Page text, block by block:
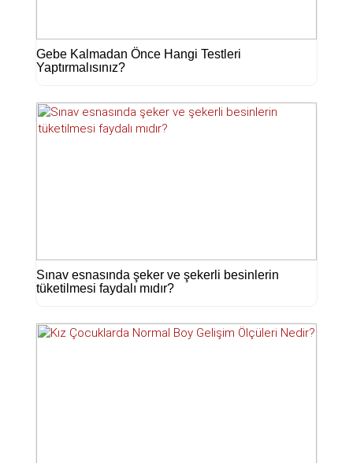
Gebe Kalmadan Önce Hangi Testleri
Yaptırmalısınız?
Sınav esnasında şeker ve şekerli besinlerin
tüketilmesi faydalı mıdır?